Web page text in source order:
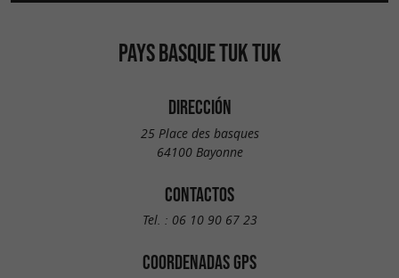
PAYS BASQUE TUK TUK
DIRECCIÓN
25 Place des basques
64100 Bayonne
CONTACTOS
Tel. : 06 10 90 67 23
COORDENADAS GPS